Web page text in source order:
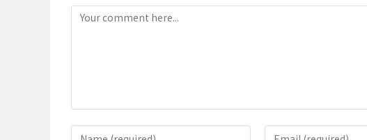
Comment
Enter
Enter